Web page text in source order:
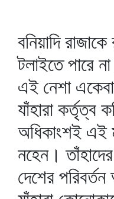
বনিয়াদি
টলাইতে পারে
এই নেশা
যাঁহারা কর্তৃত্ব
অধিকাংশই এই
নহেন।
দেশের